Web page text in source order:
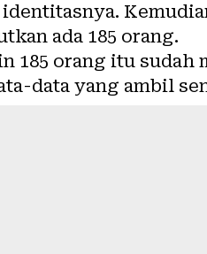
ada 185 orang.
185 orang itu sudah
data yang ambil